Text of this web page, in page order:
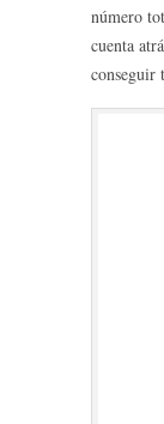
número
cuenta
conseguir